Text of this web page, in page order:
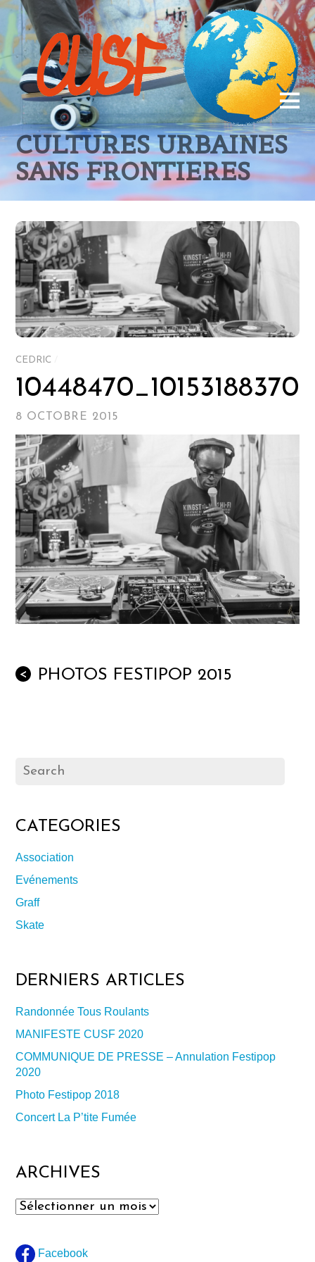
CULTURES URBAINES
SANS FRONTIERES
CEDRIC
8 OCTOBRE 2015
< PHOTOS FESTIPOP 2015
CATEGORIES
Association
Evénements
Graff
Skate
DERNIERS ARTICLES
Randonnée Tous Roulants
MANIFESTE CUSF 2020
COMMUNIQUE DE PRESSE – Annulation Festipop
2020
Photo Festipop 2018
Concert La P’tite Fumée
ARCHIVES
Archives
Facebook